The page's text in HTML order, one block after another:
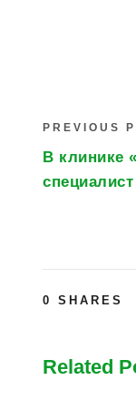
PREVIOUS
В клинике
0 SHARES
Related